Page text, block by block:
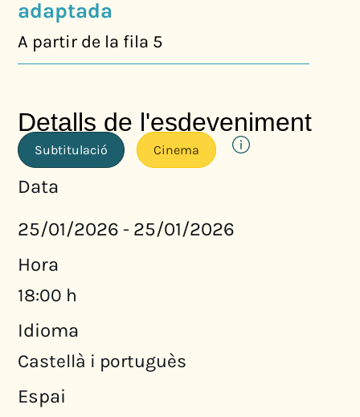
adaptada
A partir de la fila 5
Detalls de l'esdeveniment
Subtitulació Cinema
Data
25/01/2026 - 25/01/2026
Hora
18:00 h
Idioma
Castellà i portuguès
Espai